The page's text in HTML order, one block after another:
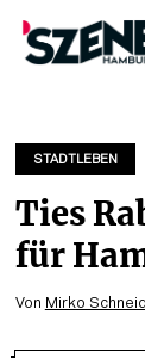
springenSTADTLEBEN
Ties
für
Von Mirko